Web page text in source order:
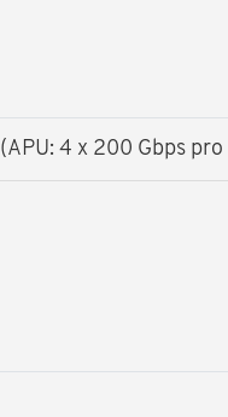
(APU: 4 x 200 Gbps